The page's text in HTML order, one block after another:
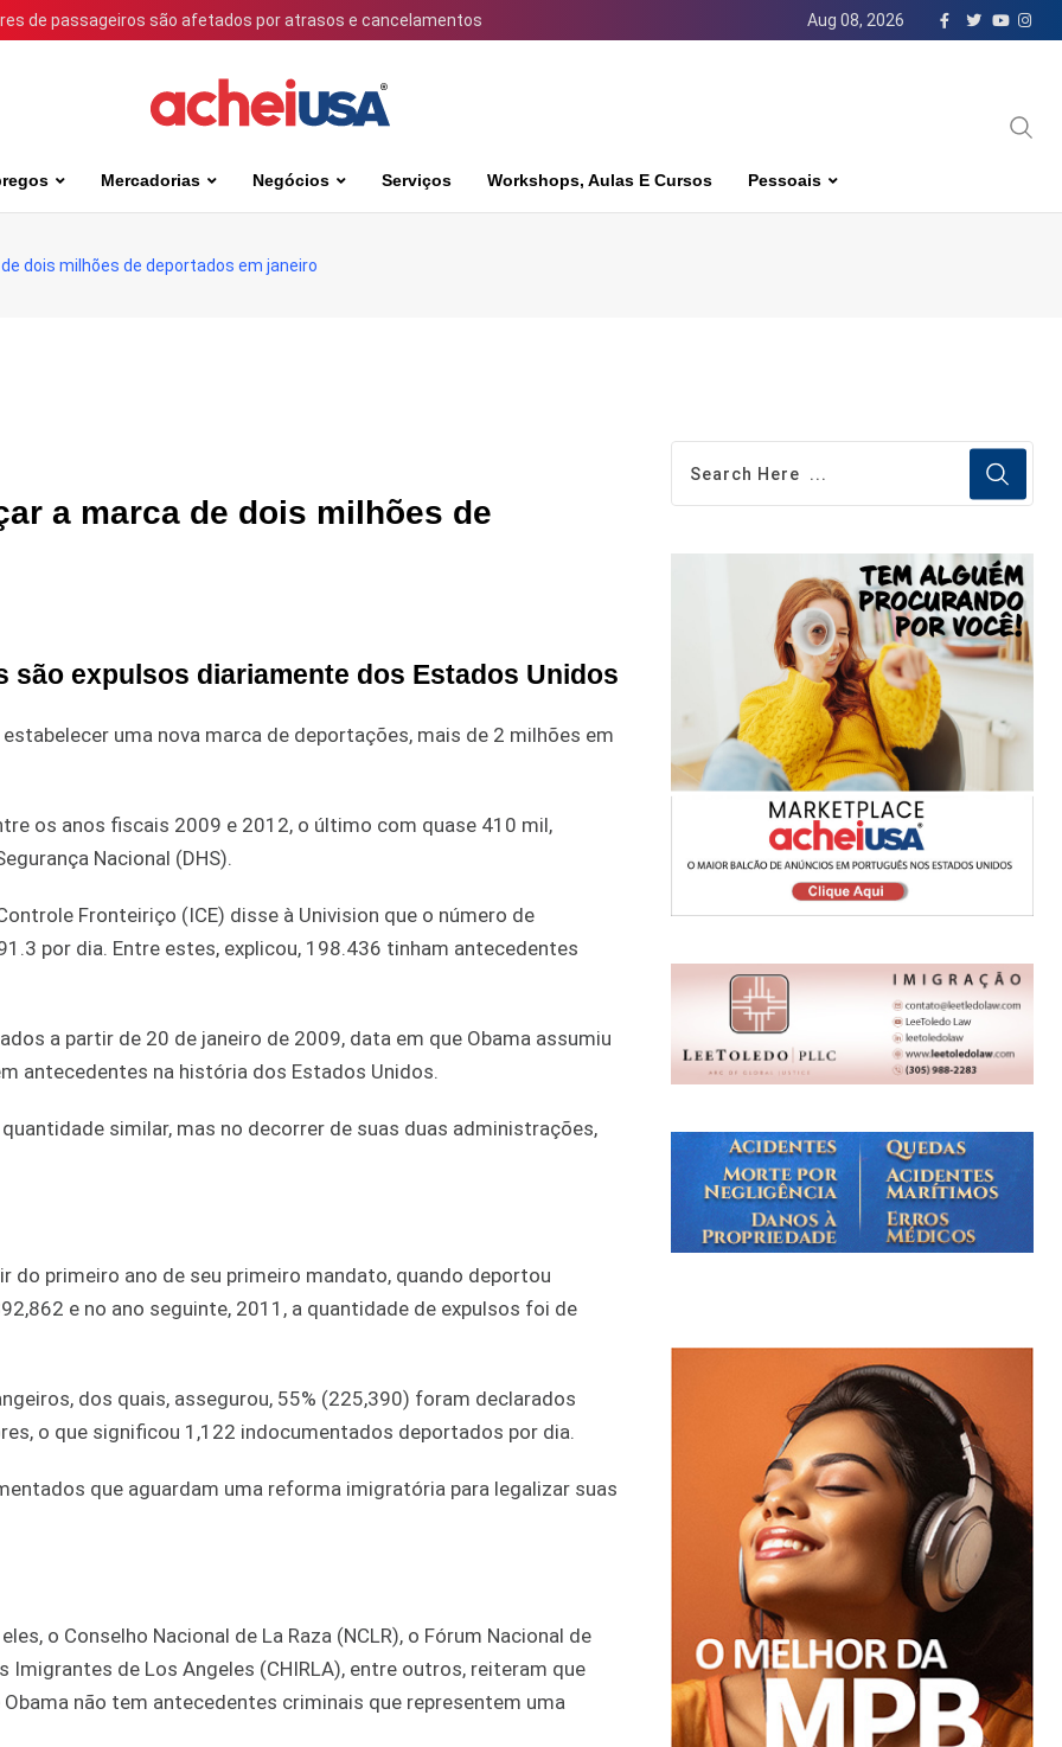
de passageiros são afetados por atrasos e cancelamentos Aug 08, 2026
Mercadorias Negócios Serviços Workshops, Aulas E Cursos Pessoais
dois milhões de deportados em janeiro
a marca de dois milhões de
são expulsos diariamente dos Estados Unidos
uma nova marca de deportações, mais de 2 milhões em
os anos fiscais 2009 e 2012, o último com quase 410 mil,
Nacional (DHS).
Fronteiriço (ICE) disse à Univision que o número de
por dia. Entre estes, explicou, 198.436 tinham antecedentes
a partir de 20 de janeiro de 2009, data em que Obama assumiu
antecedentes na história dos Estados Unidos.
similar, mas no decorrer de suas duas administrações,
do primeiro ano de seu primeiro mandato, quando deportou
e no ano seguinte, 2011, a quantidade de expulsos foi de
dos quais, assegurou, 55% (225,390) foram declarados
o que significou 1,122 indocumentados deportados por dia.
que aguardam uma reforma imigratória para legalizar suas
o Conselho Nacional de La Raza (NCLR), o Fórum Nacional de
de Los Angeles (CHIRLA), entre outros, reiteram que
não tem antecedentes criminais que representem uma